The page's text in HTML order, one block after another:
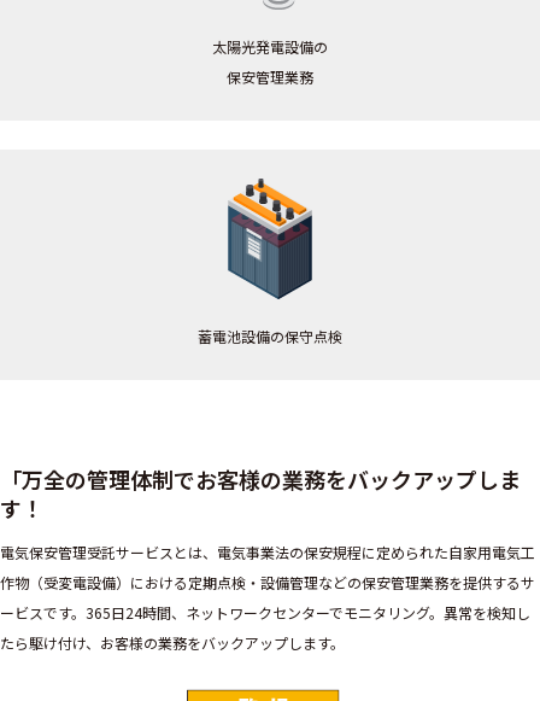
太陽光発電設備の
保安管理業務
蓄電池設備の保守点検
「万全の管理体制でお客様の業務をバックアップしま
す！
電気保安管理受託サービスとは、電気事業法の保安規程に定められた自家用電気工
作物（受変電設備）における定期点検・設備管理などの保安管理業務を提供するサ
ービスです。365日24時間、ネットワークセンターでモニタリング。異常を検知し
たら駆け付け、お客様の業務をバックアップします。